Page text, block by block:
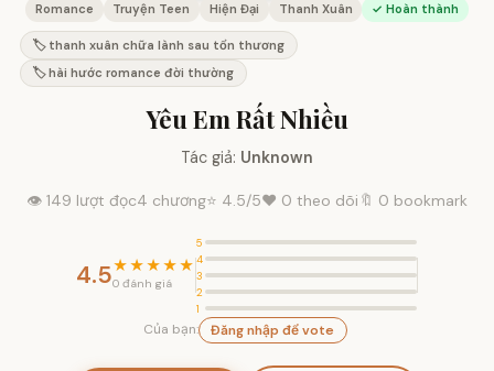
Romance Truyện Teen Hiện Đại Thanh Xuân ✓ Hoàn thành
🏷️ thanh xuân chữa lành sau tổn thương
🏷️ hài hước romance đời thường
Yêu Em Rất Nhiều
Tác giả: Unknown
👁 149 lượt đọc4 chương⭐ 4.5/5❤️ 0 theo dõi 🔖 0 bookmark
4.5★★★★★
0 đánh giá
5
4
3
2
1
Của bạn: Đăng nhập để vote